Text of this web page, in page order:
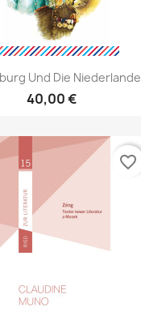
Und Die Niederlande
40,00 €
favorite_border